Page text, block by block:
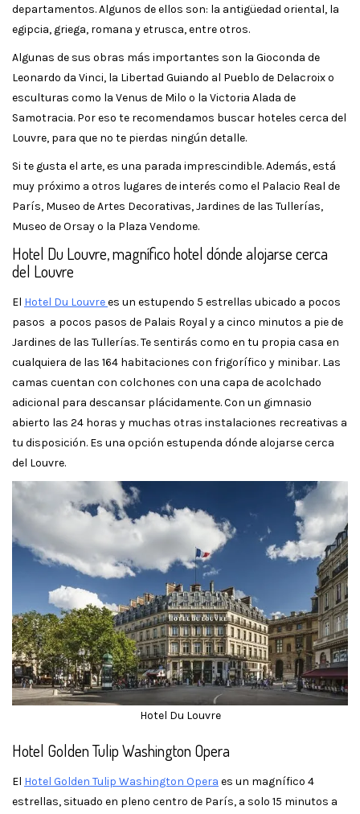
departamentos. Algunos de ellos son: la antigüedad oriental, la
egipcia, griega, romana y etrusca, entre otros.
Algunas de sus obras más importantes son la Gioconda de
Leonardo da Vinci, la Libertad Guiando al Pueblo de Delacroix o
esculturas como la Venus de Milo o la Victoria Alada de
Samotracia. Por eso te recomendamos buscar hoteles cerca del
Louvre, para que no te pierdas ningún detalle.
Si te gusta el arte, es una parada imprescindible. Además, está
muy próximo a otros lugares de interés como el Palacio Real de
París, Museo de Artes Decorativas, Jardines de las Tullerías,
Museo de Orsay o la Plaza Vendome.
Hotel Du Louvre, magnífico hotel dónde alojarse cerca
del Louvre
El Hotel Du Louvrees un estupendo 5 estrellas ubicado a pocos
pasos a pocos pasos de Palais Royal y a cinco minutos a pie de
Jardines de las Tullerías. Te sentirás como en tu propia casa en
cualquiera de las 164 habitaciones con frigorífico y minibar. Las
camas cuentan con colchones con una capa de acolchado
adicional para descansar plácidamente. Con un gimnasio
abierto las 24 horas y muchas otras instalaciones recreativas a
tu disposición. Es una opción estupenda dónde alojarse cerca
del Louvre.
Hotel Du Louvre
Hotel Golden Tulip Washington Opera
El Hotel Golden Tulip Washington Opera es un magnífico 4
estrellas, situado en pleno centro de París, a solo 15 minutos a